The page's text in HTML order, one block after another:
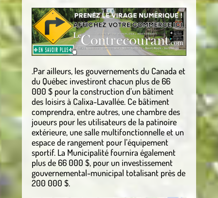
.Par ailleurs, les gouvernements du Canada et
du Québec investiront chacun plus de 66
000 $ pour la construction d’un bâtiment
des loisirs à Calixa-Lavallée. Ce bâtiment
comprendra, entre autres, une chambre des
joueurs pour les utilisateurs de la patinoire
extérieure, une salle multifonctionnelle et un
espace de rangement pour l’équipement
sportif. La Municipalité fournira également
plus de 66 000 $, pour un investissement
gouvernemental-municipal totalisant près de
200 000 $.